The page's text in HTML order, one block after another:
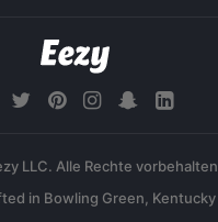
LLC. Alle Rechte vorbehalten